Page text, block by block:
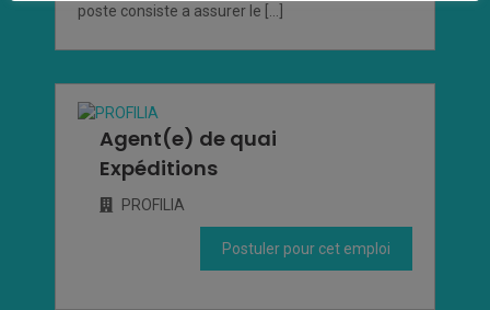
poste consiste a assurer le […]
Agent(e) de quai
Expéditions
PROFILIA
Postuler pour cet emploi